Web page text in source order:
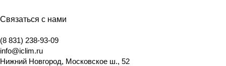
Связаться с нами
(8 831) 238-93-09
info@iclim.ru
Нижний Новгород, Московское ш., 52